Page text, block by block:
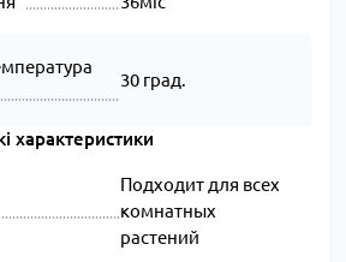
30 град.
характеристики
Подходит для всех
комнатных
растений